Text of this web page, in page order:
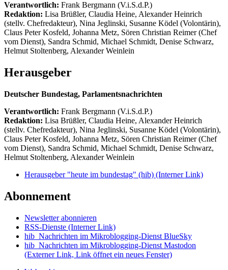
Verantwortlich: Frank Bergmann (V.i.S.d.P.)
Redaktion: Lisa Brüßler, Claudia Heine, Alexander Heinrich
(stellv. Chefredakteur), Nina Jeglinski, Susanne Ködel (Volontärin),
Claus Peter Kosfeld, Johanna Metz, Sören Christian Reimer (Chef
vom Dienst), Sandra Schmid, Michael Schmidt, Denise Schwarz,
Helmut Stoltenberg, Alexander Weinlein
Herausgeber
Deutscher Bundestag, Parlamentsnachrichten
Verantwortlich: Frank Bergmann (V.i.S.d.P.)
Redaktion: Lisa Brüßler, Claudia Heine, Alexander Heinrich
(stellv. Chefredakteur), Nina Jeglinski, Susanne Ködel (Volontärin),
Claus Peter Kosfeld, Johanna Metz, Sören Christian Reimer (Chef
vom Dienst), Sandra Schmid, Michael Schmidt, Denise Schwarz,
Helmut Stoltenberg, Alexander Weinlein
Herausgeber "heute im bundestag" (hib) (Interner Link)
Abonnement
Newsletter abonnieren
RSS-Dienste (Interner Link)
hib_Nachrichten im Mikroblogging-Dienst BlueSky
hib_Nachrichten im Mikroblogging-Dienst Mastodon
(Externer Link, Link öffnet ein neues Fenster)